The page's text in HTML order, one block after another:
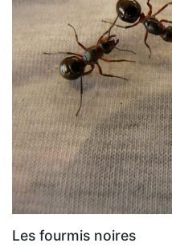
Les fourmis noires